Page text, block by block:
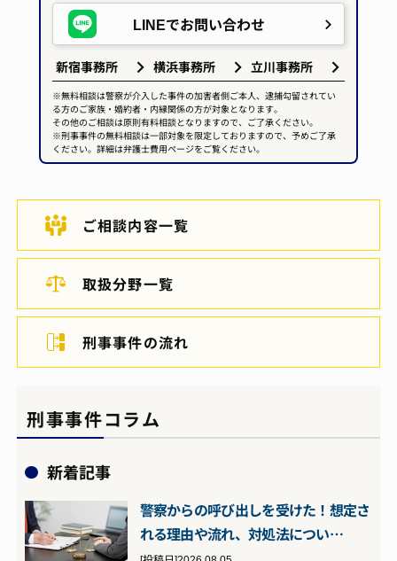
LINEでお問い合わせ
新宿事務所 横浜事務所 立川事務所
※無料相談は警察が介入した事件の加害者側ご本人、逮捕勾留されてい
る方のご家族・婚約者・内縁関係の方が対象となります。
その他のご相談は原則有料相談となりますので、ご了承ください。
※刑事事件の無料相談は一部対象を限定しておりますので、予めご了承
ください。詳細は弁護士費用ページをご覧ください。
ご相談内容一覧
取扱分野一覧
刑事事件の流れ
刑事事件コラム
新着記事
警察からの呼び出しを受けた！想定さ
れる理由や流れ、対処法につい…